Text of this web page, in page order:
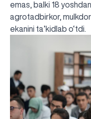
emas, balki 18
agrotadbirkor,
ekanini ta’kidlab o‘tdi.